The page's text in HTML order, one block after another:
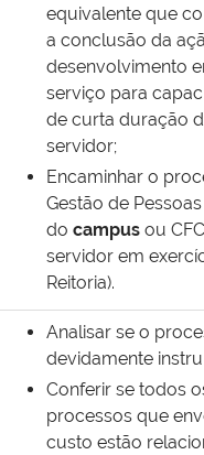
equivalente que
a conclusão da
desenvolvimento
serviço para
de curta duração
servidor;
Encaminhar o
Gestão de Pessoas
do campus ou
servidor em
Reitoria).
Analisar se o
devidamente
Conferir se todos
processos que
custo estão